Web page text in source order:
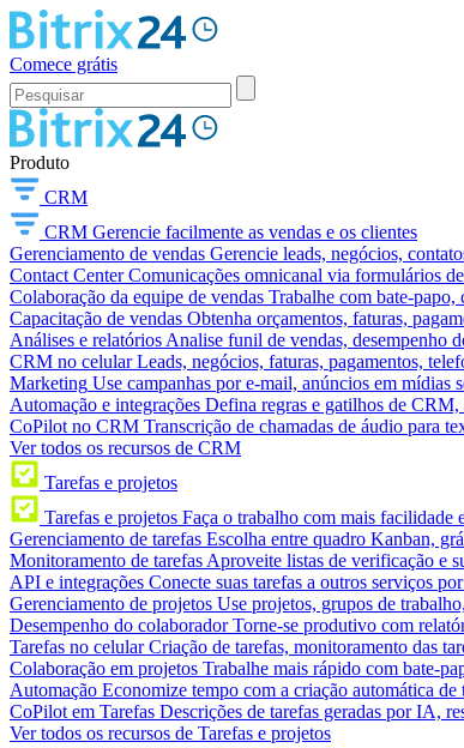
Comece grátis
Produto
CRM
CRM Gerencie facilmente as vendas e os clientes
Gerenciamento de vendas Gerencie leads, negócios,
Contact Center Comunicações omnicanal via formulários
Colaboração da equipe de vendas Trabalhe com bate-papo,
Capacitação de vendas Obtenha orçamentos, faturas,
Análises e relatórios Analise funil de vendas, desempenho
CRM no celular Leads, negócios, faturas, pagamentos,
Marketing Use campanhas por e-mail, anúncios em mídias
Automação e integrações Defina regras e gatilhos de
CoPilot no CRM Transcrição de chamadas de áudio para
Ver todos os recursos de CRM
Tarefas e projetos
Tarefas e projetos Faça o trabalho com mais facilidade
Gerenciamento de tarefas Escolha entre quadro Kanban,
Monitoramento de tarefas Aproveite listas de verificação e
API e integrações Conecte suas tarefas a outros serviços
Gerenciamento de projetos Use projetos, grupos de
Desempenho do colaborador Torne-se produtivo com
Tarefas no celular Criação de tarefas, monitoramento das
Colaboração em projetos Trabalhe mais rápido com bate-
Automação Economize tempo com a criação automática
CoPilot em Tarefas Descrições de tarefas geradas por IA,
Ver todos os recursos de Tarefas e projetos